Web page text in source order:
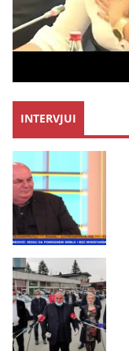
INTERVJUI